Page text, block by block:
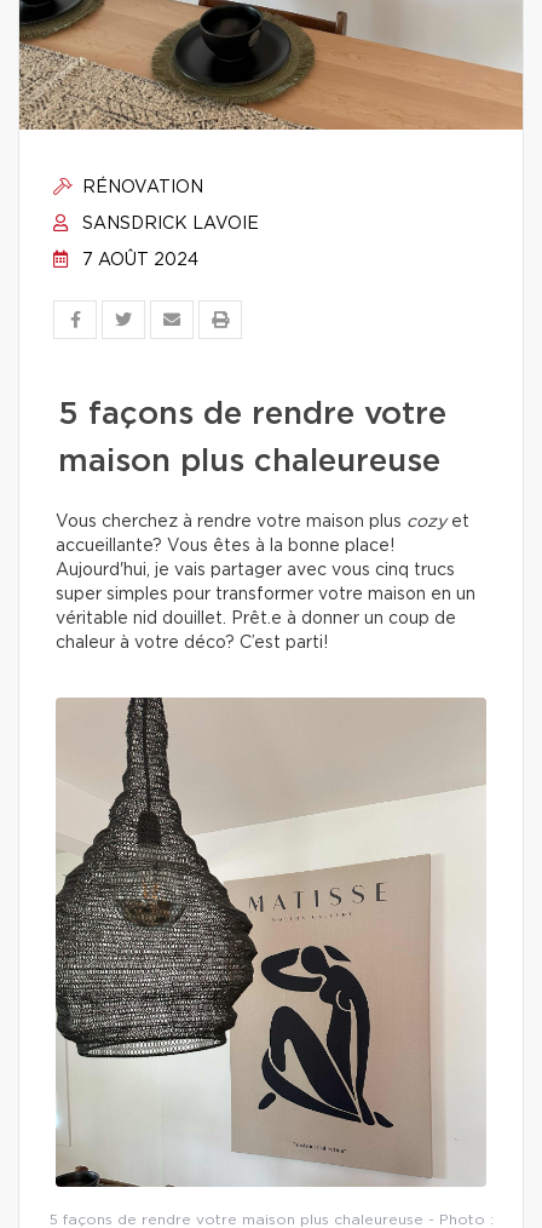
RÉNOVATION
SANSDRICK LAVOIE
7 AOÛT 2024
5 façons de rendre votre
maison plus chaleureuse
Vous cherchez à rendre votre maison plus cozyet
accueillante? Vous êtes à la bonne place!
Aujourd'hui, je vais partager avec vous cinq trucs
super simples pour transformer votre maison en un
véritable nid douillet. Prêt.e à donner un coup de
chaleur à votre déco? C’est parti!
5 façons de rendre votre maison plus chaleureuse - Photo :